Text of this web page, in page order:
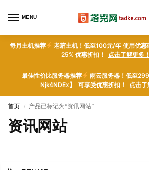
MENU
每月主机推荐
老薜主机！低至100元/年 使用优
25% 优惠折扣！ 点击了解更多！
最佳性价比服务器推荐
雨云服务器！低至
Njk4NDEx】 可享受优惠折扣！ 点击了
首页 / 产品已标记为“资讯网站”
资讯网站